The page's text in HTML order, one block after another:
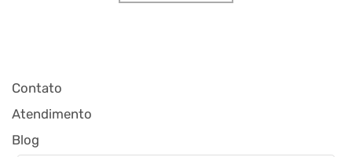
Contato
Atendimento
Blog